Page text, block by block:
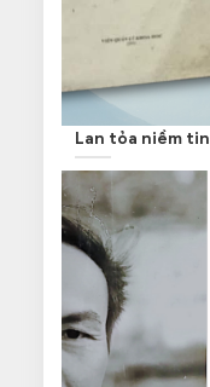
Lan tỏa niềm tin